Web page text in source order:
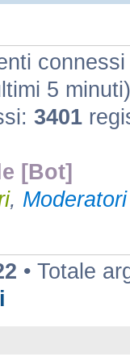
5 minuti)
3401
[Bot]
,
• Totale